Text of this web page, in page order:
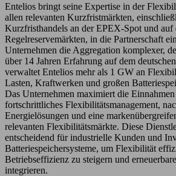
Entelios bringt seine Expertise in der
allen relevanten Kurzfristmärkten,
Kurzfristhandels an der EPEX-Spot und auf
Regelreservemärkten, in die Partnerschaft
Unternehmen die Aggregation komplexer,
über 14 Jahren Erfahrung auf dem
verwaltet Entelios mehr als 1 GW an
Lasten, Kraftwerken und großen
Das Unternehmen maximiert die
fortschrittliches Flexibilitätsmanagement,
Energielösungen und eine
relevanten Flexibilitätsmärkte. Diese
entscheidend für industrielle Kunden und
Batteriespeichersysteme, um Flexibilität
Betriebseffizienz zu steigern und
integrieren.